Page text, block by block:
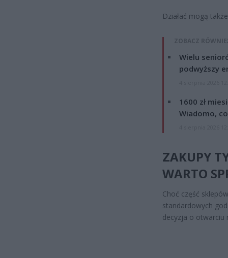
Działać mogą
ZOBACZ
Wielu
podwyższy
1600 zł
Wiadomo,
ZAKUPY
WARTO
Choć część
standardowych
decyzja o otwarciu